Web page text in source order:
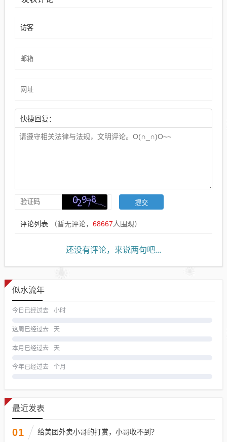
快捷回复：
评论列表 （暂无评论， 68667人围观）
还没有评论，来说两句吧...
似水流年
今日已经过去 小时
这周已经过去 天
本月已经过去 天
今年已经过去 个月
最近发表
01 给美团外卖小哥的打赏，小哥收不到？